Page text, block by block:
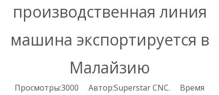
производственная линия
машина экспортируется в
Малайзию
Просмотры:3000 Автор:Superstar CNC. Время